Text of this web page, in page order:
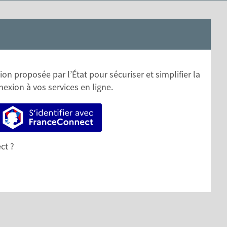
proposée par l’État pour sécuriser et simplifier la
à vos services en ligne.
S’identifier avec FranceConnect
?